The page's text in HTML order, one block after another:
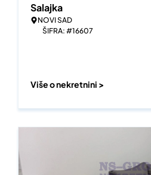
Salajka
NOVI SAD
ŠIFRA: #16607
Više o nekretnini >